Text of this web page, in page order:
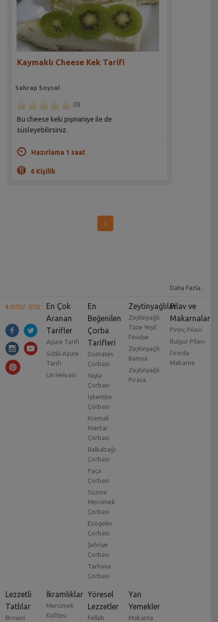
Kaymaklı Cheese Kek Tarifi
Sahrap Soysal
(0)
Bu cheese keki pişmaniye ile de
süsleyebilirsiniz.
Hazırlama 1 saat
6 Kişilik
1
Daha Fazla..
En Çok
Aranan
Tarifler
Aşure Tarifi
Sütlü Aşure
Tarifi
Un Helvası
En
Beğenilen
Çorba
Tarifleri
Domates
Çorbası
Yayla
Çorbası
İşkembe
Çorbası
Kremalı
Mantar
Çorbası
Balkabağı
Çorbası
Paça
Çorbası
Süzme
Mercimek
Çorbası
Ezogelin
Çorbası
Şehriye
Çorbası
Tarhana
Çorbası
Zeytinyağlılar
Zeytinyağlı
Taze Yeşil
Fasulye
Zeytinyağlı
Bamya
Zeytinyağlı
Pırasa
Pilav ve
Makarnalar
Pirinç Pilavı
Bulgur Pilavı
Fırında
Makarna
Lezzetli
Tatlılar
Browni
İkramlıklar
Mercimek
Köftesi
Yöresel
Lezzetler
Fellah
Yan
Yemekler
Makarna